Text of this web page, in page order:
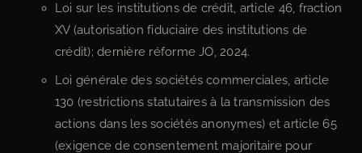
Loi sur les institutions de crédit, article 46, fraction
XV (autorisation fiduciaire des institutions de
crédit); dernière réforme JO, 2024.
Loi générale des sociétés commerciales, article
130 (restrictions statutaires à la transmission des
actions dans les sociétés anonymes) et article 65
(exigence de consentement majoritaire pour